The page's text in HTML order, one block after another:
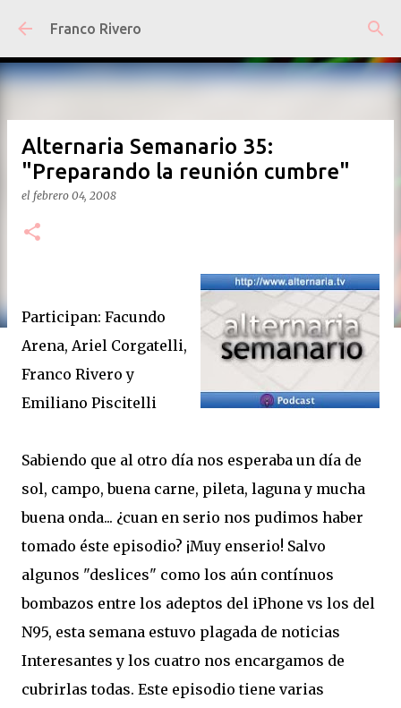
Ir al contenido principal
Franco Rivero
Alternaria Semanario 35:
"Preparando la reunión cumbre"
el febrero 04, 2008
Participan: Facundo
Arena, Ariel Corgatelli,
Franco Rivero y
Emiliano Piscitelli
Sabiendo que al otro día nos esperaba un día de
sol, campo, buena carne, pileta, laguna y mucha
buena onda... ¿cuan en serio nos pudimos haber
tomado éste episodio? ¡Muy enserio! Salvo
algunos "deslices" como los aún contínuos
bombazos entre los adeptos del iPhone vs los del
N95, esta semana estuvo plagada de noticias
Interesantes y los cuatro nos encargamos de
cubrirlas todas. Este episodio tiene varias